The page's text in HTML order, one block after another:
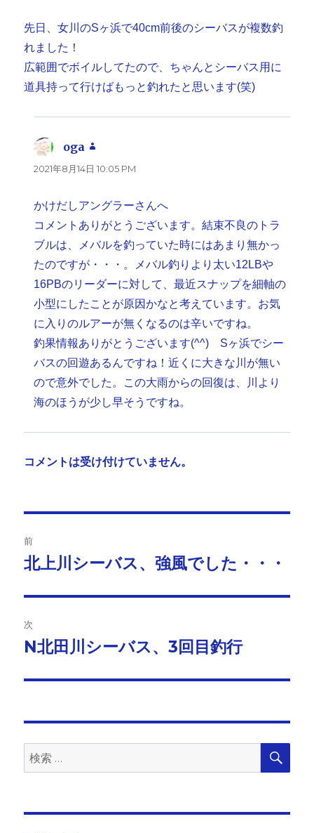
先日、女川のSヶ浜で40cm前後のシーバスが複数釣
れました！
広範囲でボイルしてたので、ちゃんとシーバス用に
道具持って行けばもっと釣れたと思います(笑)
oga
り:
2021年8月14日 10:05 PM
かけだしアングラーさんへ
コメントありがとうございます。結束不良のトラ
ブルは、メバルを釣っていた時にはあまり無かっ
たのですが・・・。メバル釣りより太い12LBや
16PBのリーダーに対して、最近スナップを細軸の
小型にしたことが原因かなと考えています。お気
に入りのルアーが無くなるのは辛いですね。
釣果情報ありがとうございます(^^) Sヶ浜でシー
バスの回遊あるんですね！近くに大きな川が無い
ので意外でした。この大雨からの回復は、川より
海のほうが少し早そうですね。
コメントは受け付けていません。
稿
ビ
ゲ
ー
ン
前
前
投
稿:
北上川シーバス、強風でした・・・
次
次
投
N北田川シーバス、3回目釣行
検
索:
検